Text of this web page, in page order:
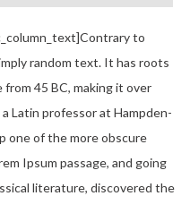
to
random text. It has roots
45 BC, making it over
Latin professor at Hampden-
one of the more obscure
Ipsum passage, and going
literature, discovered the